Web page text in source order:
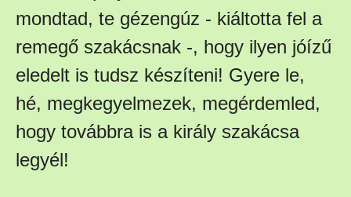
mondtad, te gézengúz - kiáltotta fel a
remegő szakácsnak -, hogy ilyen jóízű
eledelt is tudsz készíteni! Gyere le,
hé, megkegyelmezek, megérdemled,
hogy továbbra is a király szakácsa
legyél!